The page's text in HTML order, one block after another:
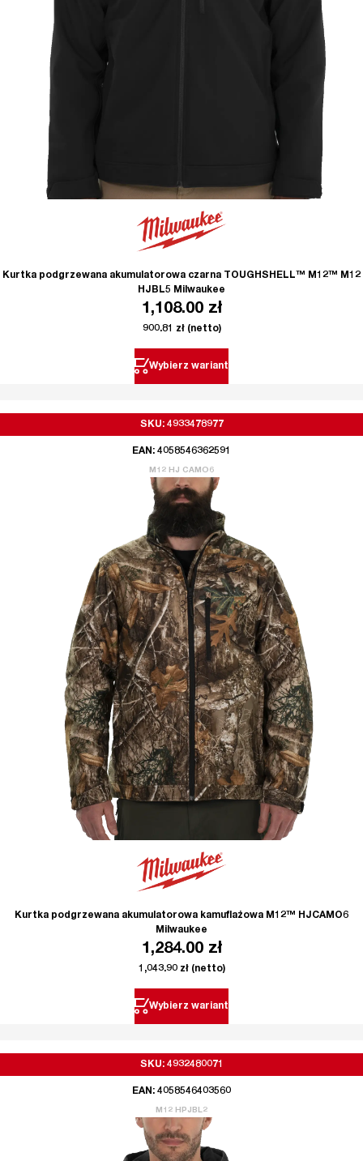
Kurtka podgrzewana akumulatorowa czarna TOUGHSHELL™ M12™ M12
HJBL5 Milwaukee
1,108.00 zł
900.81 zł(netto)
Wybierz wariant
SKU: 4933478977
EAN: 4058546362591
M12 HJ CAMO6
Kurtka podgrzewana akumulatorowa kamuflażowa M12™ HJCAMO6
Milwaukee
1,284.00 zł
1,043.90 zł(netto)
Wybierz wariant
SKU: 4932480071
EAN: 4058546403560
M12 HPJBL2